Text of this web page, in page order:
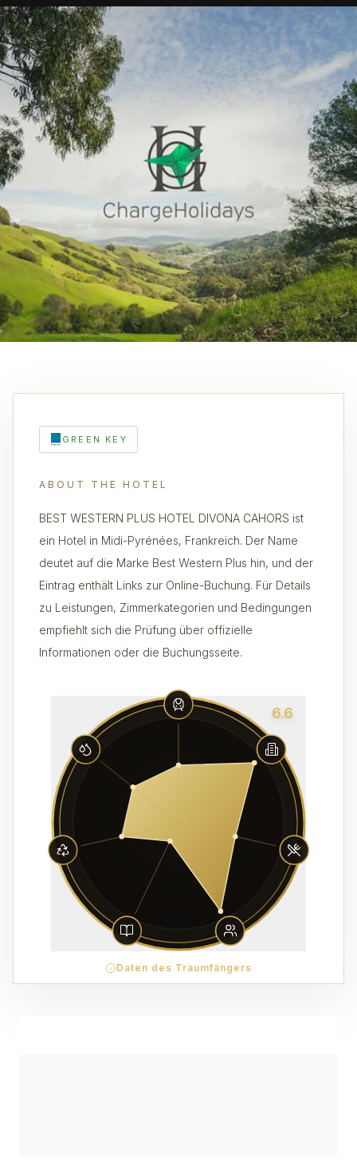
GREEN KEY
ABOUT THE HOTEL
BEST WESTERN PLUS HOTEL DIVONA CAHORS ist
ein Hotel in Midi-Pyrénées, Frankreich. Der Name
deutet auf die Marke Best Western Plus hin, und der
Eintrag enthält Links zur Online-Buchung. Für Details
zu Leistungen, Zimmerkategorien und Bedingungen
empfiehlt sich die Prüfung über offizielle
Informationen oder die Buchungsseite.
6.6
Daten des Traumfängers